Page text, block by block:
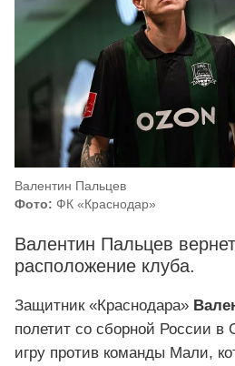
Валентин Пальцев
Фото: ФК «Краснодар»
Валентин Пальцев
расположение клуба.
Защитник «Краснодара»
полетит со сборной России в
игру против команды Мали,